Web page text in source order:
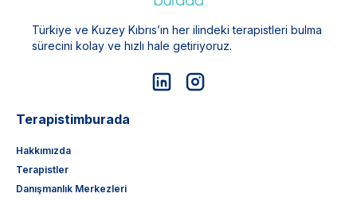
Türkiye ve Kuzey Kıbrıs’ın her ilindeki terapistleri bulma
sürecini kolay ve hızlı hale getiriyoruz.
Terapistimburada
Hakkımızda
Terapistler
Danışmanlık Merkezleri